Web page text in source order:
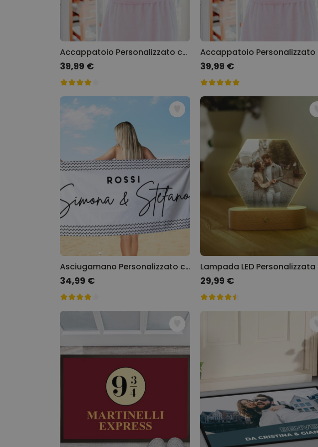
Accappatoio Personalizzato con Foto e Testo
39,99 € 39,99 €
Asciugamano Personalizzato con Sfondi
34,99 € 29,99 €